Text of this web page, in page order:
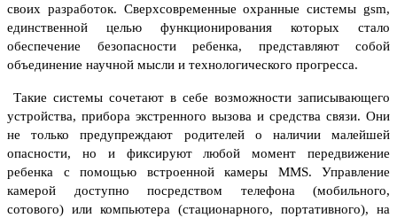
своих разработок. Сверхсовременные охранные системы gsm,
единственной целью функционирования которых стало
обеспечение безопасности ребенка, представляют собой
объединение научной мысли и технологического прогресса.
Такие системы сочетают в себе возможности записывающего
устройства, прибора экстренного вызова и средства связи. Они
не только предупреждают родителей о наличии малейшей
опасности, но и фиксируют любой момент передвижение
ребенка с помощью встроенной камеры MMS. Управление
камерой доступно посредством телефона (мобильного,
сотового) или компьютера (стационарного, портативного), на